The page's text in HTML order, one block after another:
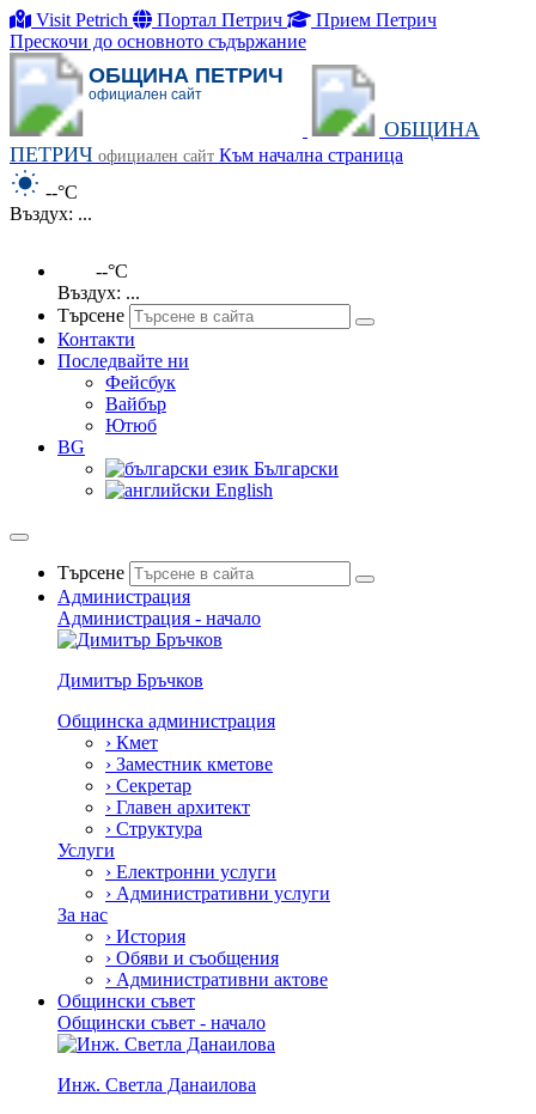
Visit Petrich Портал Петрич
Прием Петрич
Прескочи до основното съдържание
ОБЩИНА ПЕТРИЧ
официален сайт
ОБЩИНА
ПЕТРИЧ официален сайт Към начална страница
--°C
Въздух: ...
--°C
Въздух: ...
Търсене
Контакти
Последвайте ни
Фейсбук
Вайбър
Ютюб
BG
Български
English
Търсене
Администрация
Администрация - начало
Димитър Бръчков
Общинска администрация
› Кмет
› Заместник кметове
› Секретар
› Главен архитект
› Структура
Услуги
› Електронни услуги
› Административни услуги
За нас
› История
› Обяви и съобщения
› Административни актове
Общински съвет
Общински съвет - начало
Инж. Светла Данаилова